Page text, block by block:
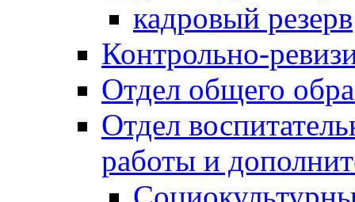
кадровый резерв
Контрольно-
Отдел общего
Отдел
работы и